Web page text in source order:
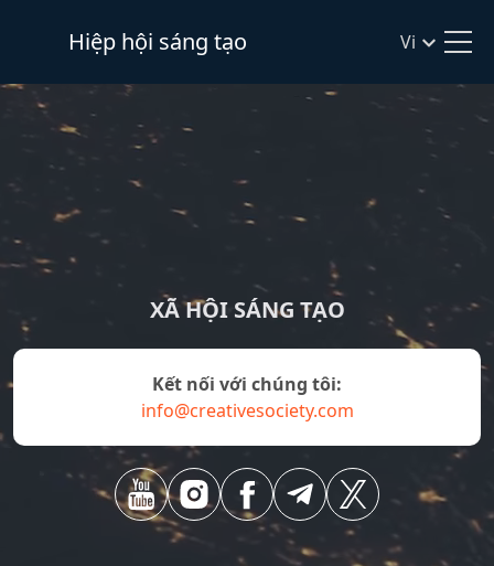
Hiệp hội sáng tạo Vi
XÃ HỘI SÁNG TẠO
Kết nối với chúng tôi:
info@creativesociety.com